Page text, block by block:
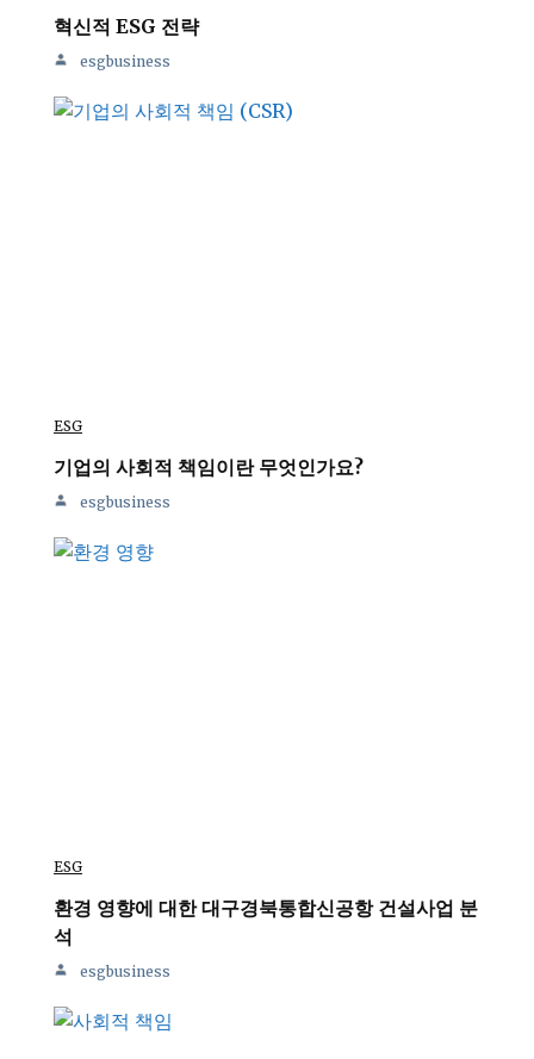
혁신적 ESG 전략
esgbusiness
ESG
기업의 사회적 책임이란 무엇인가요?
esgbusiness
ESG
환경 영향에 대한 대구경북통합신공항 건설사업 분
석
esgbusiness